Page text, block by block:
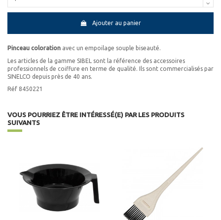
Ajouter au panier
Pinceau coloration avec un empoilage souple biseauté.
Les articles de la gamme SIBEL sont la référence des accessoires
professionnels de coiffure en terme de qualité. Ils sont commercialisés par
SINELCO depuis près de 40 ans.
Réf 8450221
VOUS POURRIEZ ÊTRE INTÉRESSÉ(E) PAR LES PRODUITS
SUIVANTS